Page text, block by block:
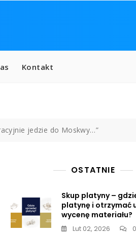
Kontakt
jedzie do Moskwy…”
OSTATNIE
Skup platyny –
platynę i otrzymać
wycenę materiału?
Lut 02, 2026 0